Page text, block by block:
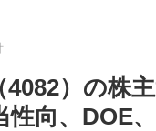
）の株
向、DOE